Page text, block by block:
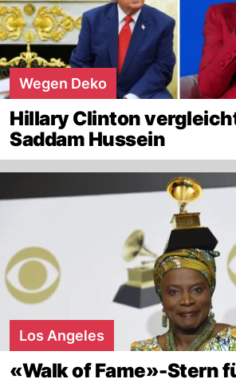
Wegen Deko
Hillary Clinton
Saddam Hussein
Los Angeles
«Walk of Fame»-Stern